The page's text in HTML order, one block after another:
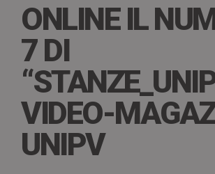
ONLINE IL
7 DI
VIDEO-
UNIPV